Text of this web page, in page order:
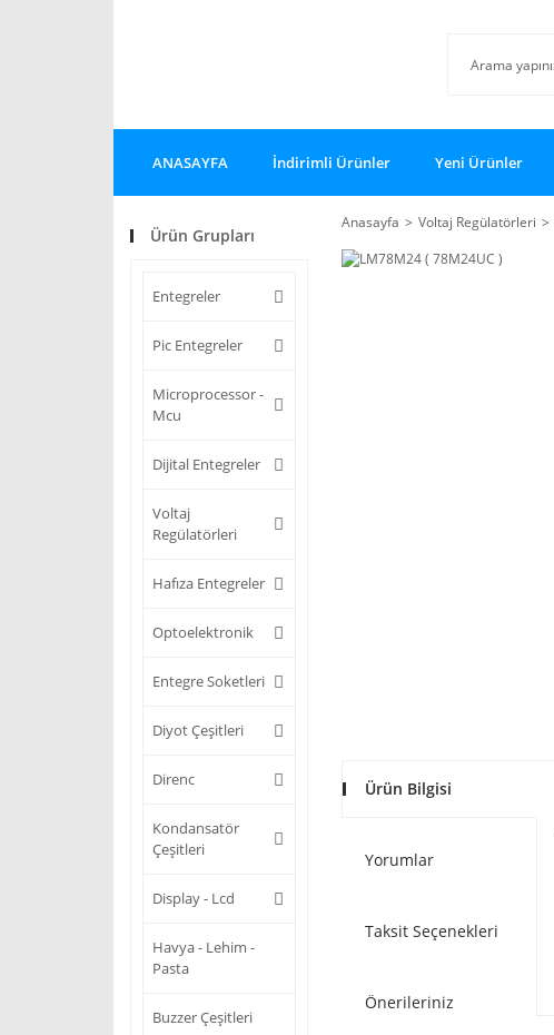
ANASAYFA İndirimli Ürünler Yeni Ürünler
Ürün Grupları
Entegreler
Pic Entegreler
Microprocessor -
Mcu
Dijital Entegreler
Voltaj
Regülatörleri
Hafıza Entegreler
Optoelektronik
Entegre Soketleri
Diyot Çeşitleri
Direnc
Kondansatör
Çeşitleri
Display - Lcd
Havya - Lehim -
Pasta
Buzzer Çeşitleri
Anasayfa Voltaj Regülatörleri
Ürün Bilgisi
Yorumlar
Taksit Seçenekleri
Önerileriniz